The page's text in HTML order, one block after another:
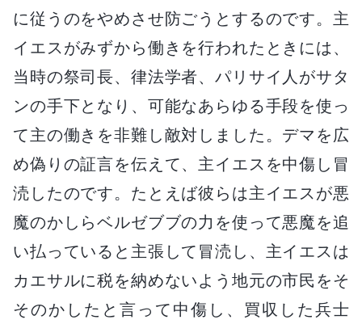
に従うのをやめさせ防ごうとするのです。主
イエスがみずから働きを行われたときには、
当時の祭司長、律法学者、パリサイ人がサタ
ンの手下となり、可能なあらゆる手段を使っ
て主の働きを非難し敵対しました。デマを広
め偽りの証言を伝えて、主イエスを中傷し冒
涜したのです。たとえば彼らは主イエスが悪
魔のかしらベルゼブブの力を使って悪魔を追
い払っていると主張して冒涜し、主イエスは
カエサルに税を納めないよう地元の市民をそ
そのかしたと言って中傷し、買収した兵士